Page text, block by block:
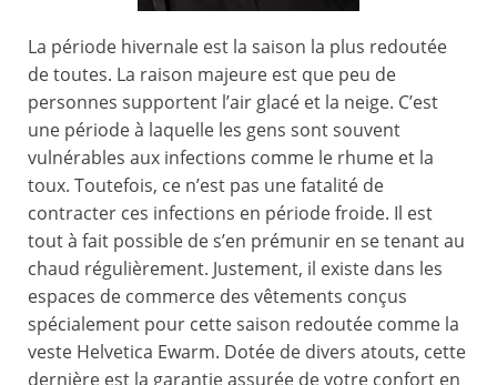
La période hivernale est la saison la plus redoutée
de toutes. La raison majeure est que peu de
personnes supportent l’air glacé et la neige. C’est
une période à laquelle les gens sont souvent
vulnérables aux infections comme le rhume et la
toux. Toutefois, ce n’est pas une fatalité de
contracter ces infections en période froide. Il est
tout à fait possible de s’en prémunir en se tenant au
chaud régulièrement. Justement, il existe dans les
espaces de commerce des vêtements conçus
spécialement pour cette saison redoutée comme la
veste Helvetica Ewarm. Dotée de divers atouts, cette
dernière est la garantie assurée de votre confort en